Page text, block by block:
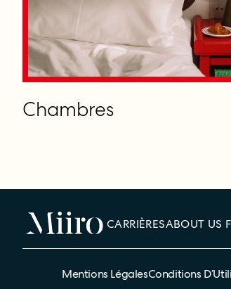
Chambres
CARRIÈRESABOUT US
Mentions LégalesConditions